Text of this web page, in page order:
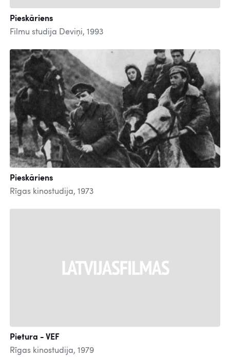
Pieskāriens
Filmu studija Deviņi, 1993
Pieskāriens
Rīgas kinostudija, 1973
Pietura - VEF
Rīgas kinostudija, 1979